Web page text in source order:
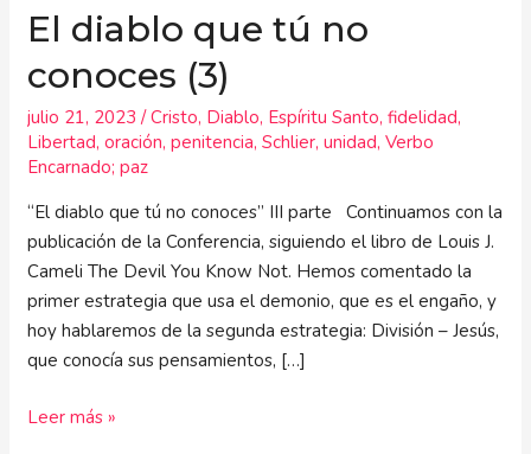
El diablo que tú no
conoces (3)
julio 21, 2023/Cristo, Diablo, Espíritu Santo,fidelidad,
Libertad,oración,penitencia,Schlier,unidad,Verbo
Encarnado; paz
“El diablo que tú no conoces” III parte Continuamos con la
publicación de la Conferencia, siguiendo el libro de Louis J.
Cameli The Devil You Know Not. Hemos comentado la
primer estrategia que usa el demonio, que es el engaño, y
hoy hablaremos de la segunda estrategia: División – Jesús,
que conocía sus pensamientos, […]
Leer más »